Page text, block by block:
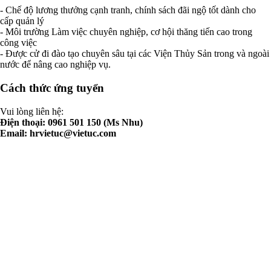
- Chế độ lương thưởng cạnh tranh, chính sách đãi ngộ tốt dành cho
cấp quản lý
- Môi trường Làm việc chuyên nghiệp, cơ hội thăng tiến cao trong
công việc
- Được cử đi đào tạo chuyên sâu tại các Viện Thủy Sản trong và ngoài
nước để nâng cao nghiệp vụ.
Cách thức ứng tuyển
Vui lòng liên hệ:
Điện thoại: 0961 501 150 (Ms Nhu)
Email: hrvietuc@vietuc.com